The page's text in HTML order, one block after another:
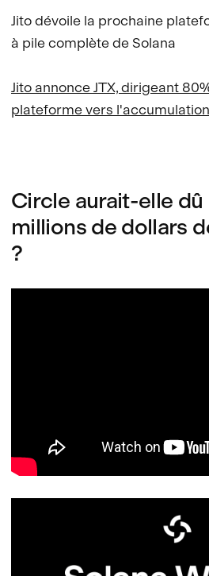
Jito dévoile la prochaine
à pile complète de Solana
Jito annonce JTX, dirigeant
plateforme vers
Circle aurait-elle
millions de dollars
?